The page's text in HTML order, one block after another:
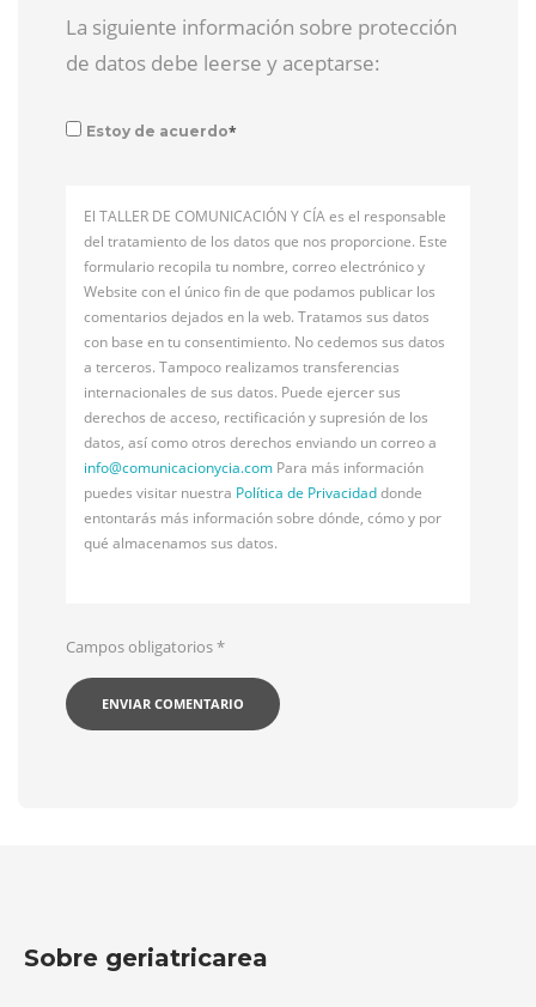
La siguiente información sobre protección
de datos debe leerse y aceptarse:
Estoy de acuerdo*
El TALLER DE COMUNICACIÓN Y CÍA es el responsable
del tratamiento de los datos que nos proporcione. Este
formulario recopila tu nombre, correo electrónico y
Website con el único fin de que podamos publicar los
comentarios dejados en la web. Tratamos sus datos
con base en tu consentimiento. No cedemos sus datos
a terceros. Tampoco realizamos transferencias
internacionales de sus datos. Puede ejercer sus
derechos de acceso, rectificación y supresión de los
datos, así como otros derechos enviando un correo a
info@comunicacionycia.com Para más información
puedes visitar nuestra Política de Privacidaddonde
entontarás más información sobre dónde, cómo y por
qué almacenamos sus datos.
Campos obligatorios*
Sobre geriatricarea